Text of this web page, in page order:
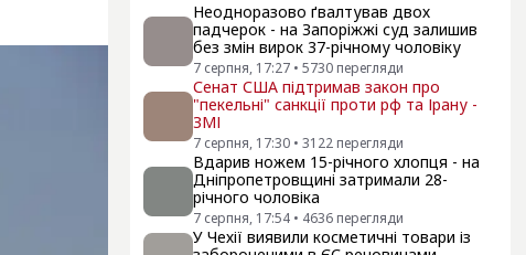
Неодноразово ґвалтував двох
падчерок - на Запоріжжі суд залишив
без змін вирок 37-річному чоловіку
7 серпня, 17:27 • 5730 перегляди
Сенат США підтримав закон про
"пекельні" санкції проти рф та Ірану -
ЗМІ
7 серпня, 17:30 • 3122 перегляди
Вдарив ножем 15-річного хлопця - на
Дніпропетровщині затримали 28-
річного чоловіка
7 серпня, 17:54 • 4636 перегляди
У Чехії виявили косметичні товари із